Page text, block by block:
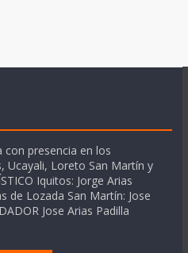
con presencia en los
Ucayali, Loreto San Martín y
Iquitos: Jorge Arias
de Lozada San Martín: Jose
Jose Arias Padilla